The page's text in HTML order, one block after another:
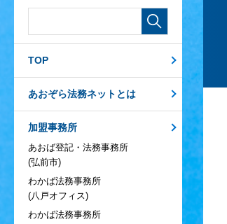
TOP
あおぞら法務ネットとは
加盟事務所
あおば登記・法務事務所
(弘前市)
わかば法務事務所
(八戸オフィス)
わかば法務事務所